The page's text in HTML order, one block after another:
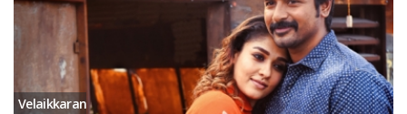
Velaikkaran